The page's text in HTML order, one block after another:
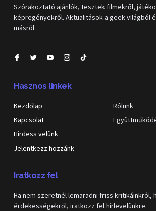
Szórakoztató ajánlók, tesztek filmekről,
képregényekről. Aktualitások a geek világból
másról.
Hasznos linkek
Kezdőlap
Kapcsolat
Hirdess velünk
Jelentkezz hozzánk
Rólunk
Iratkozz fel
Ha nem szeretnél lemaradni friss kritikáinkról,
érdekességekről, iratkozz fel hírlevelünkre.